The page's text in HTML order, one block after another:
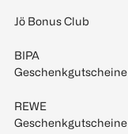
Jö Bonus Club
BIPA
Geschenkgutscheine
REWE
Geschenkgutscheine